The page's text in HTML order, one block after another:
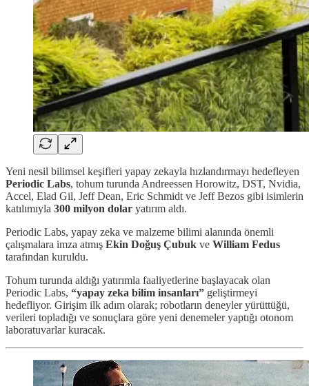
Yeni nesil bilimsel keşifleri yapay zekayla hızlandırmayı hedefleyen
Periodic Labs, tohum turunda Andreessen Horowitz, DST, Nvidia,
Accel, Elad Gil, Jeff Dean, Eric Schmidt ve Jeff Bezos gibi isimlerin
katılımıyla 300 milyon dolar yatırım aldı.
Periodic Labs, yapay zeka ve malzeme bilimi alanında önemli
çalışmalara imza atmış Ekin Doğuş Çubuk ve William Fedus
tarafından kuruldu.
Tohum turunda aldığı yatırımla faaliyetlerine başlayacak olan
Periodic Labs, “yapay zeka bilim insanları” geliştirmeyi
hedefliyor. Girişim ilk adım olarak; robotların deneyler yürüttüğü,
verileri topladığı ve sonuçlara göre yeni denemeler yaptığı otonom
laboratuvarlar kuracak.